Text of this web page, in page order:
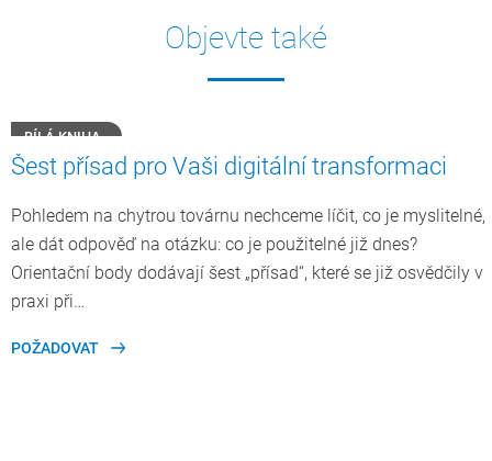
Objevte také
BÍLÁ KNIHA
Šest přísad pro Vaši digitální transformaci
Pohledem na chytrou továrnu nechceme líčit, co je myslitelné,
ale dát odpověď na otázku: co je použitelné již dnes?
Orientační body dodávají šest „přísad“, které se již osvědčily v
praxi při…
POŽADOVAT